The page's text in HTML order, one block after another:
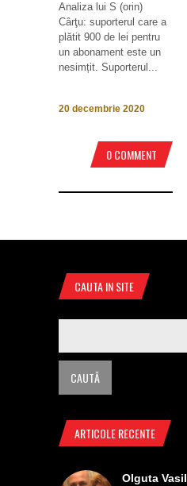
Analiza lui S (orin)
Cârţu: suporterul care a
plătit 900 de lei pentru
un abonament este un
nesimțit. Suporterul...
20 decembrie 2020
0 COMMENT
CAUTA IN SITE
ARTICOLE RECENTE
Olguta